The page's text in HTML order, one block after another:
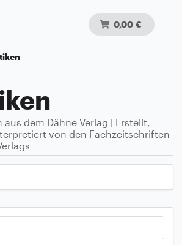
0,00 €
dem Dähne Verlag | Erstellt,
von den Fachzeitschriften-